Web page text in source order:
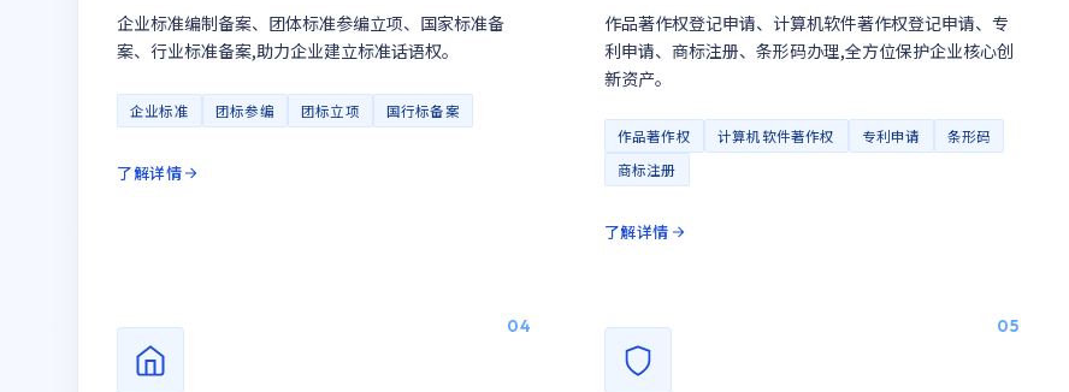
企业标准编制备案、团体标准参编立项、国家标准备
案、行业标准备案,助力企业建立标准话语权。
企业标准 团标参编 团标立项 国行标备案
了解详情
作品著作权登记申请、计算机软件著作权登记申请、专
利申请、商标注册、条形码办理,全方位保护企业核心创
新资产。
作品著作权 计算机软件著作权 专利申请
条形码
商标注册
了解详情
04 05